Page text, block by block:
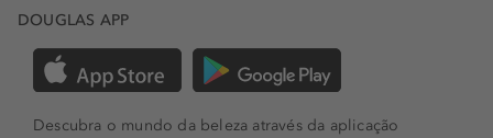
DOUGLAS APP
Descubra o mundo da beleza através da aplicação